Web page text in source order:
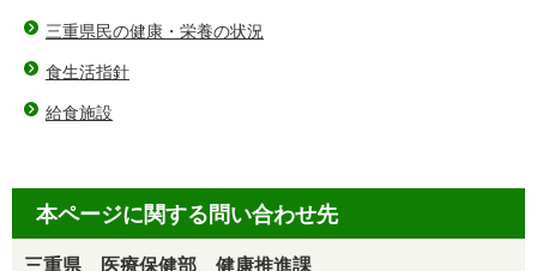
三重県民の健康・栄養の状況
食生活指針
給食施設
本ページに関する問い合わせ先
三重県 医療保健部 健康推進課